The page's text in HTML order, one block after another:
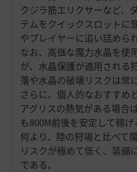
クジラ筋エリクサーなど、
テムをクイックスロットに
やプレイヤーに追い詰めら
なお、高価な魔力水晶を使
が、水晶保護が適用される
落や水晶の破壊リスクは常
さらに、個人的なおすすめ
アグリスの熱気がある場合
も800M前後を安定して稼げ
何より、陸の狩場と比べて
リスクが極めて低く、装備
である。